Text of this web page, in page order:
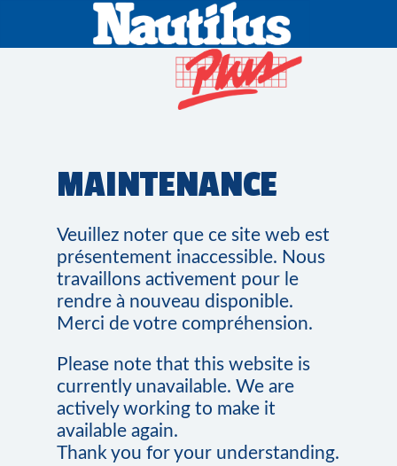
MAINTENANCE
Veuillez noter que ce site web est
présentement inaccessible. Nous
travaillons activement pour le
rendre à nouveau disponible.
Merci de votre compréhension.
Please note that this website is
currently unavailable. We are
actively working to make it
available again.
Thank you for your understanding.